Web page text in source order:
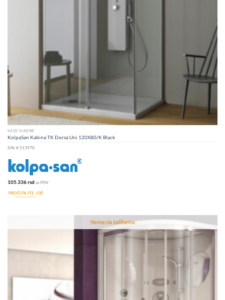
KADE I KABINE
KolpaSan Kabina TK Dorsa Uni 120X80/K Black
S/N: K 513970
105.336rsd sa PDV
PROČITAJTE JOŠ
Nema na zalihama